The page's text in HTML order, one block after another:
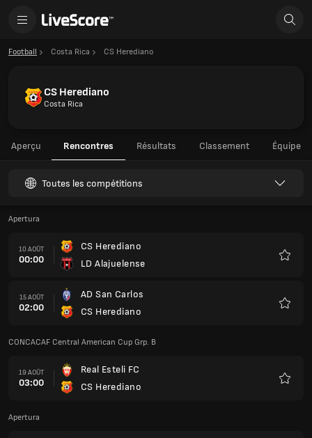
Football Costa Rica CS Herediano
CS Herediano
Costa Rica
Aperçu Rencontres Résultats Classement Équipe
Toutes les compétitions
Apertura
10 AOÛT
00:00
CS Herediano
LD Alajuelense
15 AOÛT
02:00
AD San Carlos
CS Herediano
CONCACAF Central American Cup Grp. B
19 AOÛT
03:00
Real Esteli FC
CS Herediano
Apertura